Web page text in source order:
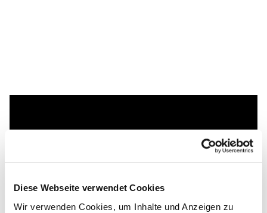
Diese Webseite verwendet Cookies
Wir verwenden Cookies, um Inhalte und Anzeigen zu
Dies könnte Sie auch